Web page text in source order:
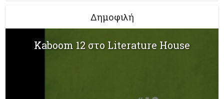
Δημοφιλή
Kaboom 12 στο Literature House